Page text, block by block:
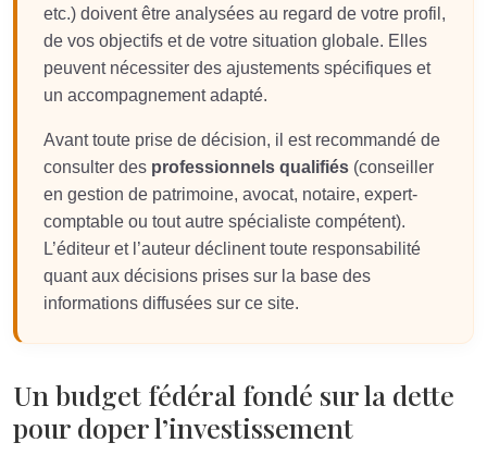
etc.) doivent être analysées au regard de votre profil,
de vos objectifs et de votre situation globale. Elles
peuvent nécessiter des ajustements spécifiques et
un accompagnement adapté.
Avant toute prise de décision, il est recommandé de
consulter des professionnels qualifiés (conseiller
en gestion de patrimoine, avocat, notaire, expert-
comptable ou tout autre spécialiste compétent).
L’éditeur et l’auteur déclinent toute responsabilité
quant aux décisions prises sur la base des
informations diffusées sur ce site.
Un budget fédéral fondé sur la dette
pour doper l’investissement